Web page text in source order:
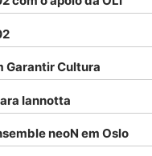
Garantir Cultura
Iannotta
neoN em Oslo